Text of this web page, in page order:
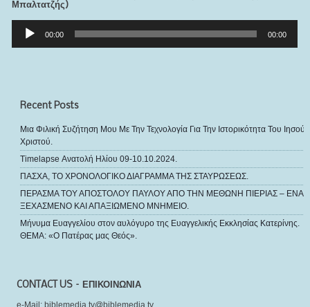
Μπαλτατζής)
Αναπαραγωγής
00:00 00:00
Recent Posts
Μια Φιλική Συζήτηση Μου Με Την Τεχνολογία Για Την Ιστορικότητα Του Ιησού
Χριστού.
Timelapse Ανατολή Ηλίου 09-10.10.2024.
ΠΑΣΧΑ, ΤΟ ΧΡΟΝΟΛΟΓΙΚΟ ΔΙΑΓΡΑΜΜΑ ΤΗΣ ΣΤΑΥΡΩΣΕΩΣ.
ΠΕΡΑΣΜΑ ΤΟΥ ΑΠΟΣΤΟΛΟΥ ΠΑΥΛΟΥ ΑΠΟ ΤΗΝ ΜΕΘΩΝΗ ΠΙΕΡΙΑΣ – ΕΝΑ
ΞΕΧΑΣΜΕΝΟ ΚΑΙ ΑΠΑΞΙΩΜΕΝΟ ΜΝΗΜΕΙΟ.
Μήνυμα Ευαγγελίου στον αυλόγυρο της Ευαγγελικής Εκκλησίας Κατερίνης.
ΘΕΜΑ: «Ο Πατέρας μας Θεός».
CONTACT US – ΕΠΙΚΟΙΝΩΝΙΑ
e-Mail: biblemedia.tv@biblemedia.tv